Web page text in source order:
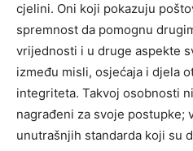
cjelini. Oni koji pokazuju
spremnost da pomognu
vrijednosti i u druge aspekte
između misli, osjećaja i djela
integriteta. Takvoj osobnosti
nagrađeni za svoje postupke;
unutrašnjih standarda koji su